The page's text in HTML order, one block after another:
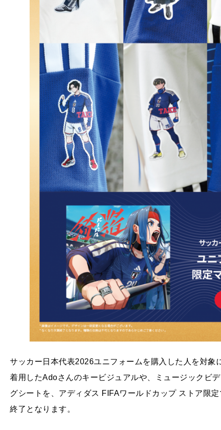
サッカー日本代表2026ユニフォームを購入した人を対
着用したAdoさんのキービジュアルや、ミュージックビ
グシートを、アディダス FIFAワールドカップ ストア限
終了となります。